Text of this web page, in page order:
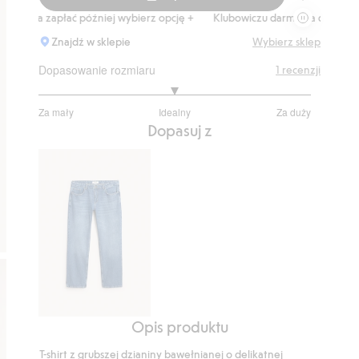
T-shirt w
później wybierz opcję +
Klubowiczu darmowa dostawa od 150 zł
Znajdź w sklepie
Wybierz sklep
Dopasowanie rozmiaru
Za mały Idealny Za duży
na
głosów
1 recenzji
Dopasuj z
Opis produktu
T-shirt z grubszej dzianiny bawełnianej o delikatnej